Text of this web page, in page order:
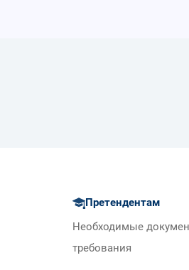
Претендентам
Необходимые
требования